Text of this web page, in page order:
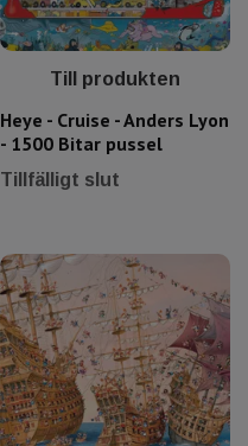
Till produkten
Heye - Cruise - Anders Lyon
- 1500 Bitar pussel
Tillfälligt slut